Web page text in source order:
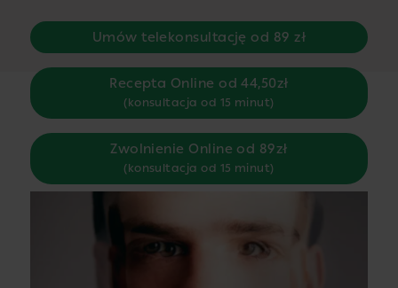
Umów telekonsultację od 89 zł
Recepta Online od 44,50zł
(konsultacja od 15 minut)
Zwolnienie Online od 89zł
(konsultacja od 15 minut)